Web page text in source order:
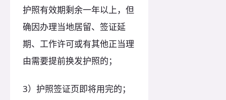
护照有效期剩余一年以上，但
确因办理当地居留、签证延
期、工作许可或有其他正当理
由需要提前换发护照的；
3）护照签证页即将用完的；